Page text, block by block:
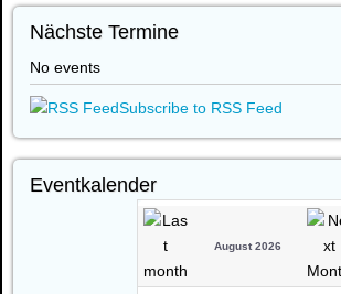
Nächste Termine
No events
Subscribe to RSS Feed
Eventkalender
August 2026